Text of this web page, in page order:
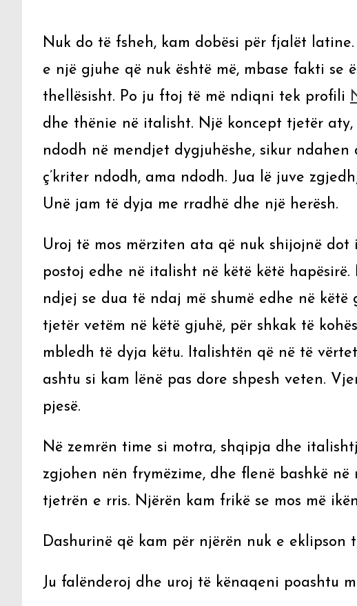
Nuk do të fsheh, kam dobësi për fjalët
e një gjuhe që nuk është më, mbase fakti se
thellësisht. Po ju ftoj të më ndiqni tek profili
dhe thënie në italisht. Një koncept tjetër
ndodh në mendjet dygjuhëshe, sikur
ç’kriter ndodh, ama ndodh. Jua lë juve
Unë jam të dyja me rradhë dhe një herësh.
Uroj të mos mërziten ata që nuk shijojnë
postoj edhe në italisht në këtë këtë
ndjej se dua të ndaj më shumë edhe në
tjetër vetëm në këtë gjuhë, për shkak të
mbledh të dyja këtu. Italishtën që në të
ashtu si kam lënë pas dore shpesh veten.
pjesë.
Në zemrën time si motra, shqipja dhe
zgjohen nën frymëzime, dhe flenë bashkë
tjetrën e rris. Njërën kam frikë se mos më
Dashurinë që kam për njërën nuk e eklipson
Ju falënderoj dhe uroj të kënaqeni poashtu